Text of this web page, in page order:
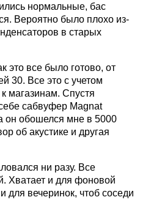
нормальные, бас
Вероятно было плохо из-
в старых
это все было готово, от
30. Все это с учетом
магазинам. Спустя
сабвуфер Magnat
он обошелся мне в 5000
об акустике и другая
ни разу. Все
Хватает и для фоновой
для вечеринок, чтоб соседи